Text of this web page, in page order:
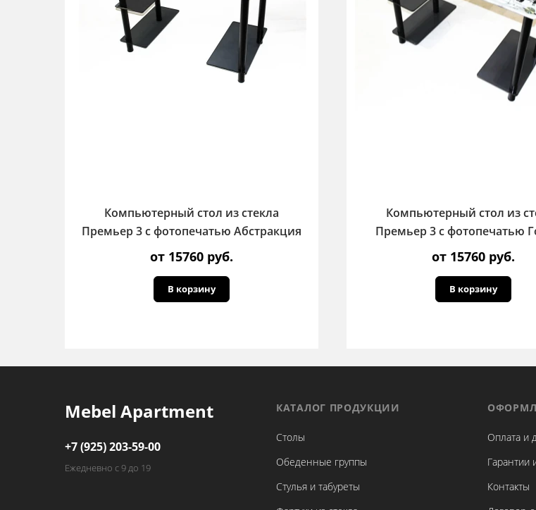
Компьютерный стол из стекла
Премьер 3 с фотопечатью Абстракция
от 15760 руб.
В корзину
Компьютерный стол из
Премьер 3 с фотопечатью
от 15760 руб.
В корзину
Mebel Apartment
+7 (925) 203-59-00
Ежедневно с 9 до 19
КАТАЛОГ ПРОДУКЦИИ
Столы
Обеденные группы
Стулья и табуреты
Оплата и
Гарантии
Контакты